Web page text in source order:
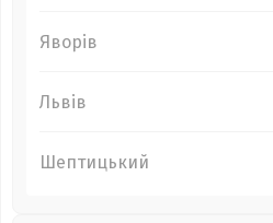
Яворів
Львів
Шептицький